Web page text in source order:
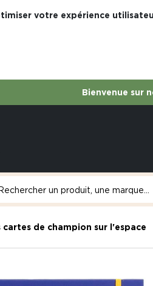
votre expérience
Bienvenue sur
cartes de champion sur l'espace